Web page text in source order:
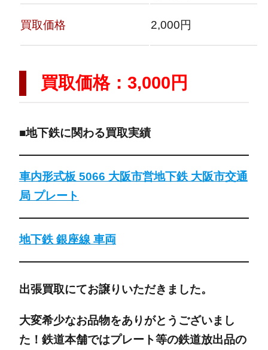
買取価格 2,000円
買取価格：3,000円
■地下鉄に関わる買取実績
車内形式板 5066 大阪市営地下鉄 大阪市交通
局 プレート
地下鉄 銀座線 車両
出張買取にてお譲りいただきました。
大変希少なお品物をありがとうございまし
た！鉄道本舗ではプレート等の鉄道放出品の